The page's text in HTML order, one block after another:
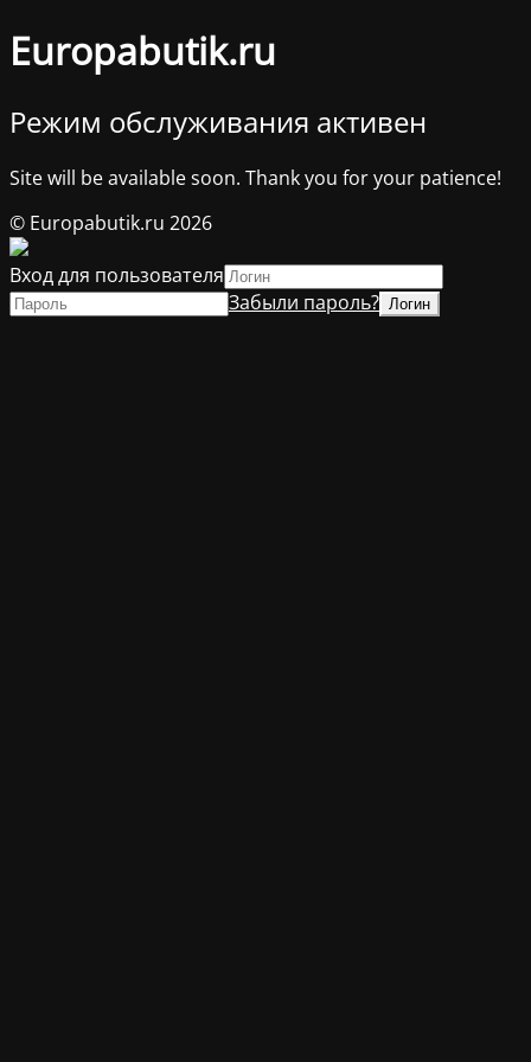
Europabutik.ru
Режим обслуживания активен
Site will be available soon. Thank you for your patience!
© Europabutik.ru 2026
Вход для пользователя
Забыли пароль?